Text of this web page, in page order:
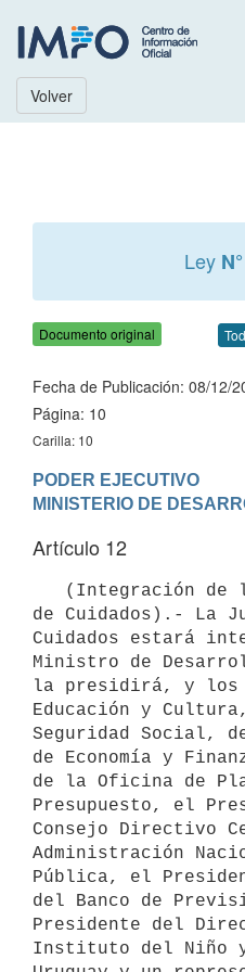
Volver
Ley
Documento original
Fecha de Publicación: 08/12/
Página: 10
Carilla: 10
PODER EJECUTIVO
Artículo 12
de Cuidados).- La
Cuidados estará
Ministro de
la presidirá, y los
Educación y
Seguridad Social,
de Economía y
de la Oficina de
Presupuesto, el
Consejo Directivo
Administración
Pública, el
del Banco de
Presidente del
Instituto del Niño